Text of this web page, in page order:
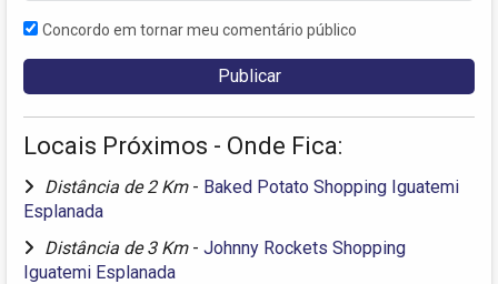
Concordo em tornar meu comentário público
Locais Próximos - Onde Fica:
Distância de 2 Km - Baked Potato Shopping Iguatemi
Esplanada
Distância de 3 Km - Johnny Rockets Shopping
Iguatemi Esplanada